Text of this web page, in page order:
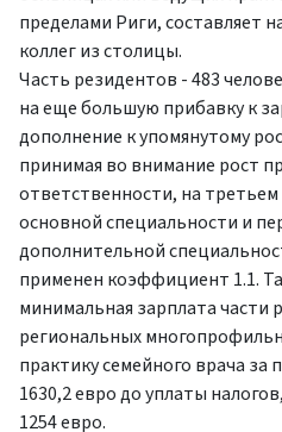
пределами Риги, составляет
коллег из столицы.
Часть резидентов - 483
на еще большую прибавку к
дополнение к упомянутому
принимая во внимание рост
ответственности, на
основной специальности и
дополнительной
применен коэффициент 1.1.
минимальная зарплата
региональных
практику семейного врача за
1630,2 евро до уплаты
1254 евро.